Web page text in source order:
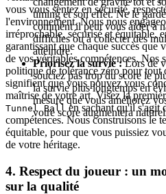
timing et son effet. Ne le
comment il peut vous aider à
difficiles ou à collecter des
atteindre.
Priorisez la survie :Lors de
souciez pas trop du score le
la survie plus longtemps en
mesure que vous améliorez
votre score augmentera
vous vous sentez en sécurité,
l'environnement. Nous nous
irréprochable, sécurisé et équitable,
garantissant que chaque succès que
de vos véritables compétences. Nos
politique de tolérance zéro pour tout
signifient que vous pouvez vous
maîtrise de votre art. Visez la
Tunnel Ball en sachant qu'il s'agit
compétences. Nous construisons le
équitable, pour que vous puissiez
de votre héritage.
4. Respect du joueur : un
sur la qualité